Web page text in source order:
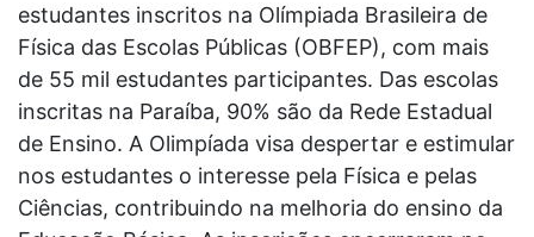
estudantes inscritos na Olímpiada Brasileira de
Física das Escolas Públicas (OBFEP), com mais
de 55 mil estudantes participantes. Das escolas
inscritas na Paraíba, 90% são da Rede Estadual
de Ensino. A Olimpíada visa despertar e estimular
nos estudantes o interesse pela Física e pelas
Ciências, contribuindo na melhoria do ensino da